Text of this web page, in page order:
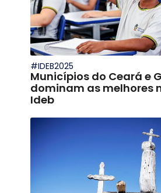
#IDEB2025
Municípios do Ceará e
dominam as melhores
Ideb